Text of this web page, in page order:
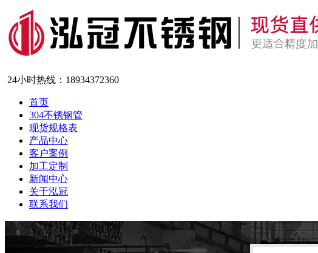
24小时热线： 18934372360
首页
304不锈钢管
现货规格表
产品中心
客户案例
加工定制
新闻中心
关于泓冠
联系我们